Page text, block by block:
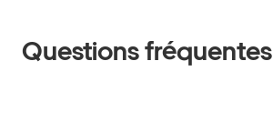
Questions fréquentes